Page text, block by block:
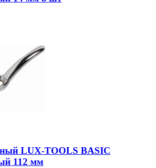
LUX-TOOLS BASIC
112 мм